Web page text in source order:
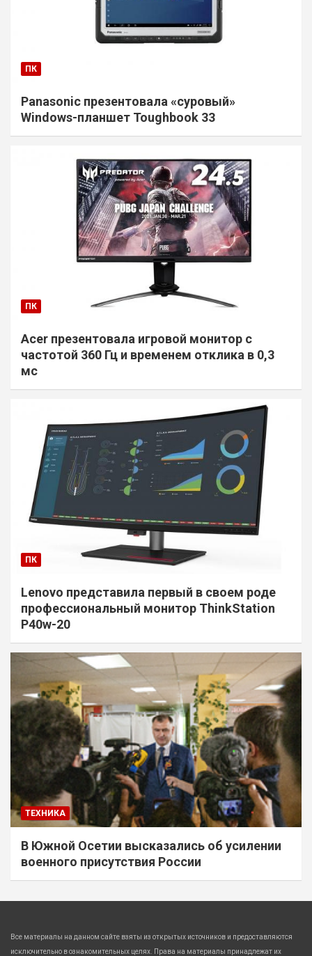
ПК
Panasonic презентовала «суровый»
Windows-планшет Toughbook 33
ПК
Acer презентовала игровой монитор с
частотой 360 Гц и временем отклика в 0,3
мс
ПК
Lenovo представила первый в своем роде
профессиональный монитор ThinkStation
P40w-20
ТЕХНИКА
В Южной Осетии высказались об усилении
военного присутствия России
Все материалы на данном сайте взяты из открытых источников и предоставляются
исключительно в ознакомительных целях. Права на материалы принадлежат их